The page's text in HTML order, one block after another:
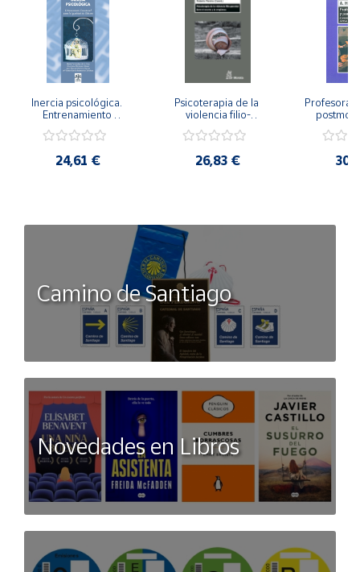
Inercia psicológica.
Entrenamiento
Igualdad de Género.
24,61 €
Psicoterapia de la
violencia filio-
secreto y la
26,83 €
Camino de Santiago
Novedades en Libros